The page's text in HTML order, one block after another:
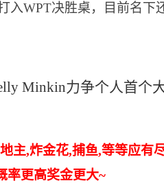
入WPT决胜桌，目前名下
Minkin力争个人首个
主,炸金花,捕鱼,等等应有
率更高奖金更大~